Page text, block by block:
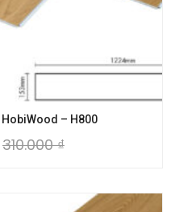
– H800
310.000₫